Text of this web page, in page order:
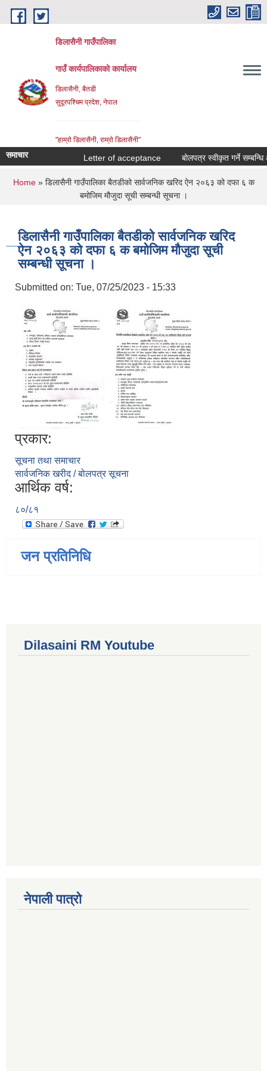
Skip to main content
डिलासैनी गाउँपालिका
गाउँ कार्यपालिकाको कार्यालय
डिलासैनी, बैतडी
सुदूरपश्चिम प्रदेश, नेपाल
"हाम्राे डिलासैनी, राम्राे डिलासैनी"
समाचार Letter of acceptance बोलपत्र स्वीकृत गर्ने सम्बन्धि
You are here
Home» डिलासैनी गाउँपालिका बैतडीको सार्वजनिक खरिद ऐन २०६३ को दफा ६ क
बमोजिम मौजुदा सूची सम्बन्धी सूचना ।
डिलासैनी गाउँपालिका बैतडीको सार्वजनिक खरिद
ऐन २०६३ को दफा ६ क बमोजिम मौजुदा सूची
सम्बन्धी सूचना ।
Submitted on: Tue, 07/25/2023 - 15:33
प्रकार:
सूचना तथा समाचार
सार्वजनिक खरीद / बोलपत्र सूचना
आर्थिक वर्ष:
८०/८१
जन प्रतिनिधि
Dilasaini RM Youtube
नेपाली पात्रो